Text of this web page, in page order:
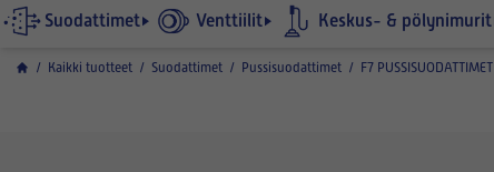
Suodattimet Venttiilit Keskus- & pölynimurit
/ Kaikki tuotteet / Suodattimet / Pussisuodattimet / F7 PUSSISUODATTIMET